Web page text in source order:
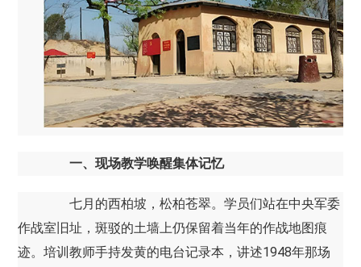
一、现场教学唤醒集体记忆
七月的西柏坡，松柏苍翠。学员们站在中央军委
作战室旧址，斑驳的土墙上仍保留着当年的作战地图痕
迹。培训教师手持发黄的电台记录本，讲述1948年那场